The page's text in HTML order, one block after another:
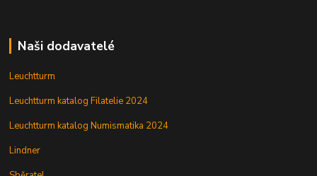
Naši dodavatelé
Leuchtturm
Leuchtturm katalog Filatelie 2024
Leuchtturm katalog Numismatika 2024
Lindner